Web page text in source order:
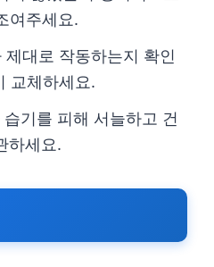
여주세요.
제대로 작동하는지 확인
교체하세요.
기를 피해 서늘하고 건
하세요.